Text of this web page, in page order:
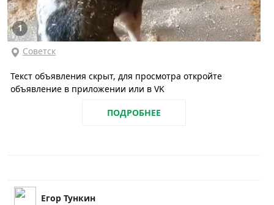
1
Советск
Текст объявления скрыт, для просмотра откройте
объявление в приложении или в VK
ПОДРОБНЕЕ
Егор Тункин